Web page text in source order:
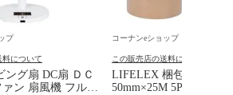
プ
料について
ング扇 DC扇 ＤＣ
ァン 扇風機 フルリ
コーナンeショップ
この販売店の送料について
LIFELEX 梱包用布テー
50mm×25M 5P KORY04-